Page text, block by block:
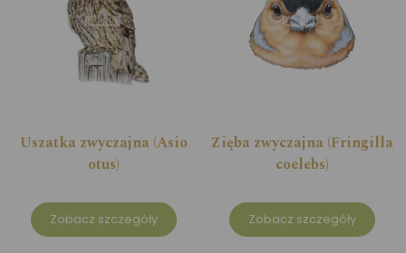
Uszatka zwyczajna (Asio
otus)
Zobacz szczegóły
Zięba zwyczajna (Fringilla
coelebs)
Zobacz szczegóły